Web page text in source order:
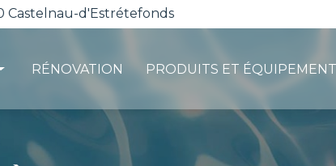
Castelnau-d'Estrétefonds
RÉNOVATION PRODUITS ET
Les pompes à chaleur
La filtration